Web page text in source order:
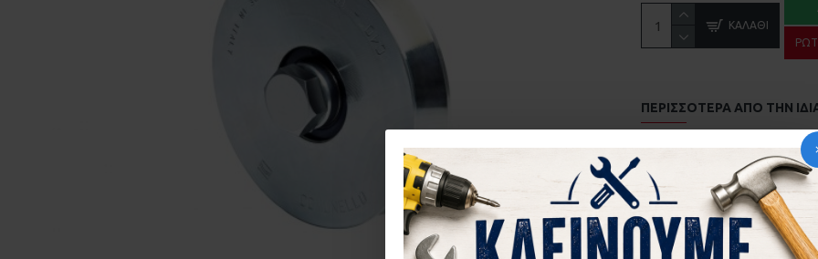
ΚΑΛΆΘΙ
ΠΕΡΙΣΣΌΤΕΡΑ ΑΠΌ ΤΗΝ
ΑΝΤΙΚΡΥΣΜΑ ΚΛΕΙΔΑΡΙΑΣ